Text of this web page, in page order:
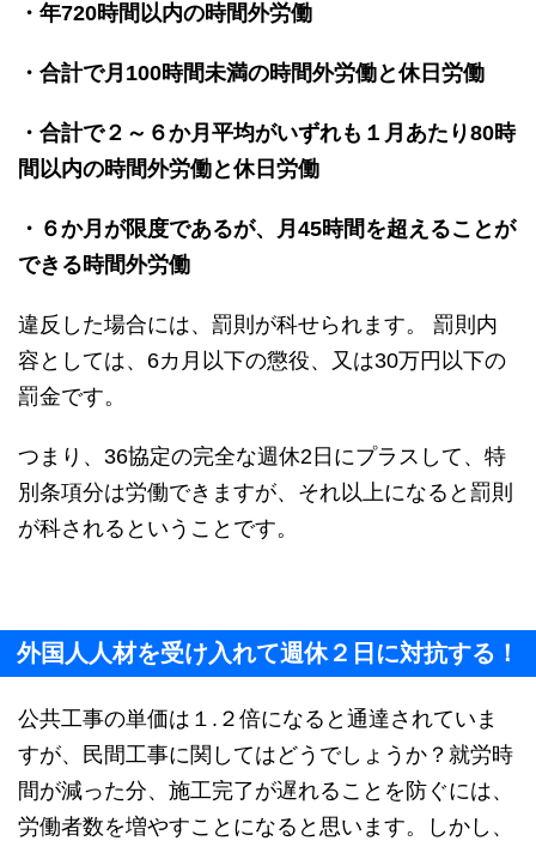
・年720時間以内の時間外労働
・合計で月100時間未満の時間外労働と休日労働
・合計で２～６か月平均がいずれも１月あたり80時
間以内の時間外労働と休日労働
・６か月が限度であるが、月45時間を超えることが
できる時間外労働
違反した場合には、罰則が科せられます。 罰則内
容としては、6カ月以下の懲役、又は30万円以下の
罰金です。
つまり、36協定の完全な週休2日にプラスして、特
別条項分は労働できますが、それ以上になると罰則
が科されるということ です。
外国人人材を受け入れて週休２日に対抗する！
公共工事の単価は１.２倍になると通達されていま
すが、民間工事に関してはどうでしょうか？就労時
間が減った分、施工完了が遅れることを防ぐには、
労働者数を増やすことになると思います。しかし、